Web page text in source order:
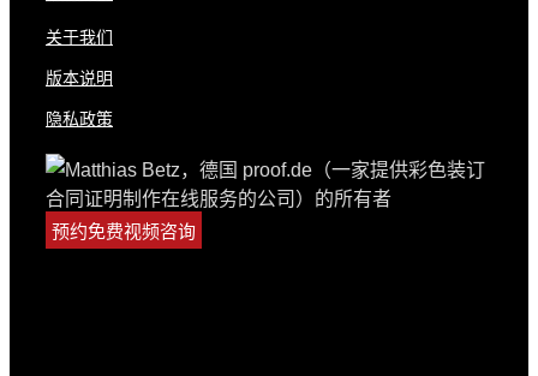
关于我们
版本说明
隐私政策
预约免费视频咨询